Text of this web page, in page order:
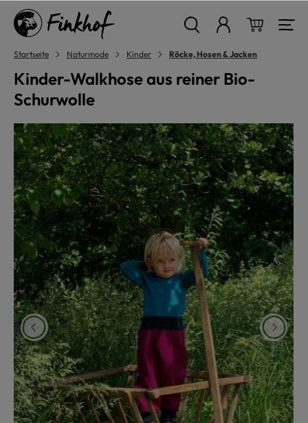
springen
Startseite Naturmode Kinder Röcke, Hosen & Jacken
Kinder-Walkhose aus reiner Bio-
Schurwolle
Bildergalerie überspringen